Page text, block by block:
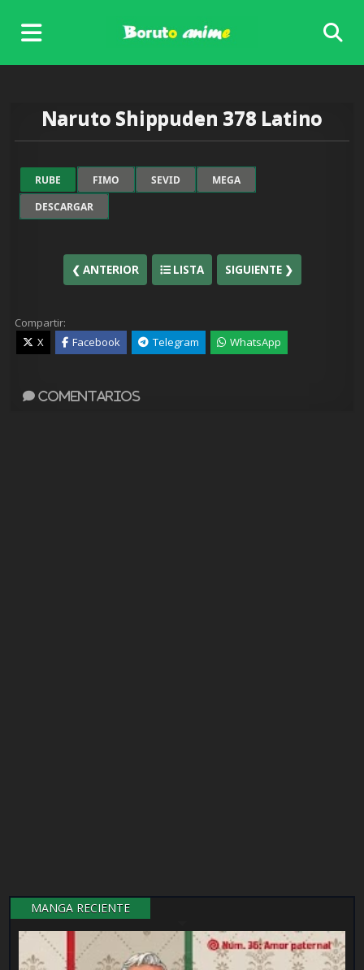
content
Naruto Shippuden 378 Latino
RUBE FIMO SEVID
MEGA
DESCARGAR
❮ ANTERIOR LISTA SIGUIENTE ❯
Compartir:
X
Facebook Telegram WhatsApp
Comentarios
MANGA RECIENTE